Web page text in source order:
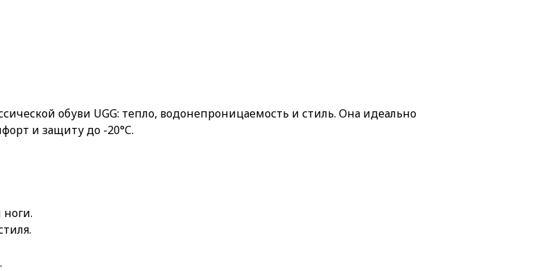
обуви UGG: тепло, водонепроницаемость и стиль. Она идеально
и защиту до -20°C.
ноги.